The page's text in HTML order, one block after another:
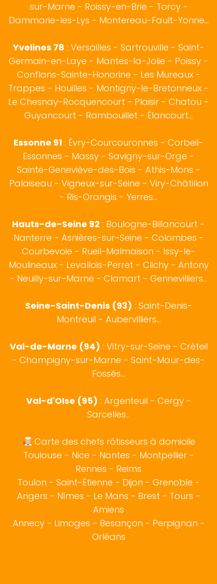
sur-Marne - Roissy-en-Brie - Torcy -
Dammarie-les-Lys - Montereau-Fault-Yonne...
Yvelines 78 : Versailles - Sartrouville - Saint-
Germain-en-Laye - Mantes-la-Jolie - Poissy -
Conflans-Sainte-Honorine - Les Mureaux -
Trappes - Houilles - Montigny-le-Bretonneux -
Le Chesnay-Rocquencourt - Plaisir - Chatou -
Guyancourt - Rambouillet - Élancourt...
Essonne 91 : Évry-Courcouronnes - Corbeil-
Essonnes - Massy - Savigny-sur-Orge -
Sainte-Geneviève-des-Bois - Athis-Mons -
Palaiseau - Vigneux-sur-Seine - Viry-Châtillon
- Ris-Orangis - Yerres...
Hauts-de-Seine 92 : Boulogne-Billancourt -
Nanterre - Asnières-sur-Seine - Colombes -
Courbevoie - Rueil-Malmaison - Issy-le-
Moulineaux - Levallois-Perret - Clichy - Antony
- Neuilly-sur-Marne - Clamart - Gennevilliers...
Seine-Saint-Denis (93) : Saint-Denis-
Montreuil - Aubervilliers...
Val-de-Marne (94) : Vitry-sur-Seine - Créteil
- Champigny-sur-Marne - Saint-Maur-des-
Fossés...
Val-d'OIse (95) : Argenteuil - Cergy -
Sarcelles...
Carte des chefs rôtisseurs à domicile
Toulouse - Nice - Nantes - Montpellier-
Rennes - Reims
Toulon - Saint-Étienne - Dijon - Grenoble -
Angers - Nîmes - Le Mans - Brest - Tours -
Amiens
Annecy- Limoges - Besançon - Perpignan -
Orléans